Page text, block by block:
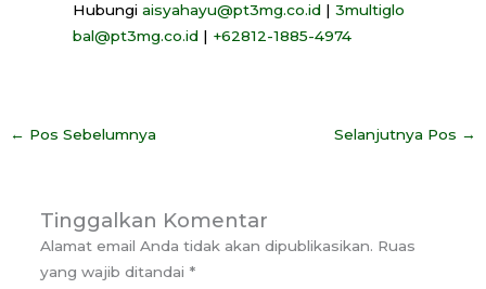
Hubungiaisyahayu@pt3mg.co.id |3multiglo
bal@pt3mg.co.id | +62812-1885-4974
← Pos Sebelumnya Selanjutnya Pos →
Tinggalkan Komentar
Alamat email Anda tidak akan dipublikasikan. Ruas
yang wajib ditandai *